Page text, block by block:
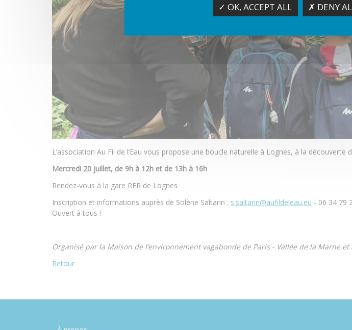
L’association Au Fil de l’Eau vous propose une boucle naturelle à Lognes, à la
Mercredi 20 juillet, de 9h à 12h et de 13h à 16h
Rendez-vous à la gare RER de Lognes
Inscription et informations auprès de Solène Saltarin : s.saltarin@aufildeleau.eu - 06 34 79
Ouvert à tous !
Organisé par la Maison de l’environnement vagabonde de Paris - Vallée de la Marne et
Retour
✓ OK, ACCEPT ALL ✗ DENY